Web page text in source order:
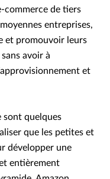
commerce de tiers
entreprises,
et promouvoir leurs
avoir à
et
sont quelques
que les petites et
développer une
entièrement